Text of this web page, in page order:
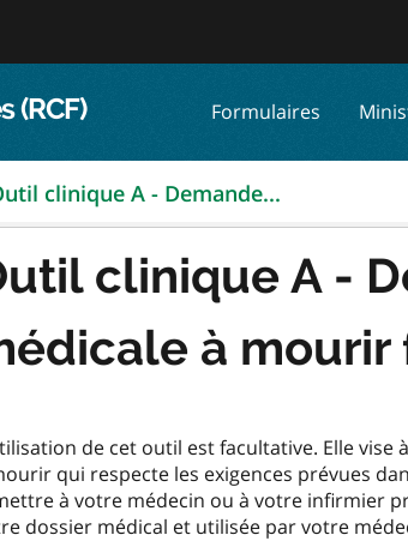
(RCF) Formulaires
clinique A - Demande...
clinique A -
à
de cet outil est facultative. Elle vise
qui respecte les exigences prévues
à votre médecin ou à votre infirmier
dossier médical et utilisée par votre